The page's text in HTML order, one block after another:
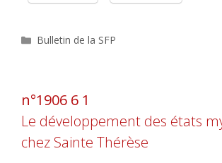
Catégories
Bulletin de la SFP
n°1906 6 1
Le développement des états
chez Sainte Thérèse